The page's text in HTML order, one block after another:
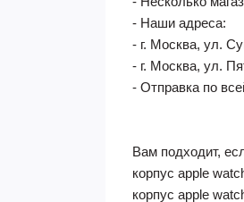
- Наши адреса:
- г. Москва, ул.
- г. Москва, ул.
- Отправка по
Вам подходит,
корпус apple
корпус apple